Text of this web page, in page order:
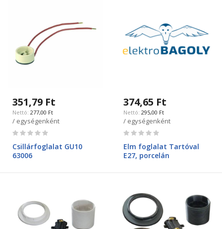
351,79 Ft
277,00 Ft
/ egységenként
Rating:
Csillárfoglalat GU10
63006
374,65 Ft
295,00 Ft
/ egységenként
Rating:
Elm foglalat Tartóval
E27, porcelán